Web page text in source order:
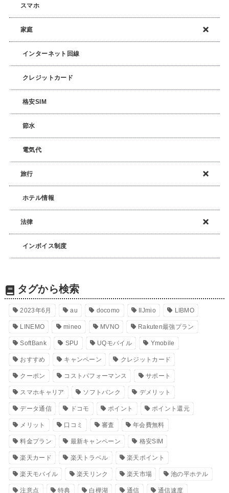
スマホ
家庭
インターネット回線
クレジットカード
格安SIM
節水
電気代
旅行
ホテル情報
法律
インボイス制度
タグから検索
2023年6月 au docomo IIJmio LIBMO
LINEMO mineo MVNO Rakuten最強プラン
SoftBank SPU UQモバイル Ymobile
おすすめ キャンペーン クレジットカード
クーポン コストパフォーマンス サポート
スマホキャリア ソフトバンク デメリット
データ通信 ドコモ ポイント ポイント還元
メリット 口コミ 審査 年会費無料
料金プラン 最新キャンペーン 格安SIM
楽天カード 楽天トラベル 楽天ポイント
楽天モバイル 楽天リンク 楽天市場 池の平ホテル
注意点 特典 白樺湖 通信 通信速度